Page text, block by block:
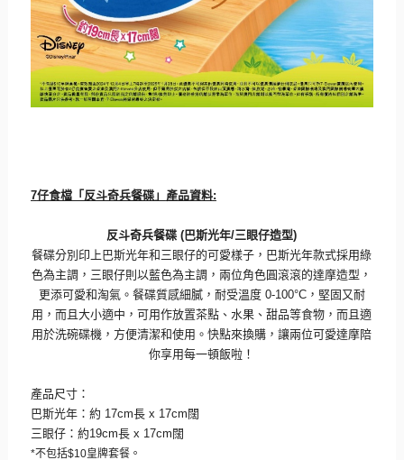
7仔食檔「反斗奇兵餐碟」 產品資料:
反斗奇兵餐碟( 巴斯光年/三眼仔造型)
餐碟分別印上巴斯光年和三眼仔的可愛樣子， 巴斯光年款式採用綠
色為主調，三眼仔則以藍色為主調，兩位角色圓滾滾的達摩造型，
更添可愛和淘氣。餐碟質感細膩， 耐受溫度0-100°C，堅固又耐
用，而且大小適中，可用作放置茶點、水果、甜品等食物，而且適
用於洗碗碟機，方便清潔和使用。快點來換購，讓兩位可愛達摩陪
你享用每一頓飯啦！
產品尺寸：
巴斯光年：約 17cm長 x 17cm 闊
三眼仔：約19cm長 x 17cm 闊
*不包括$10皇牌套餐。